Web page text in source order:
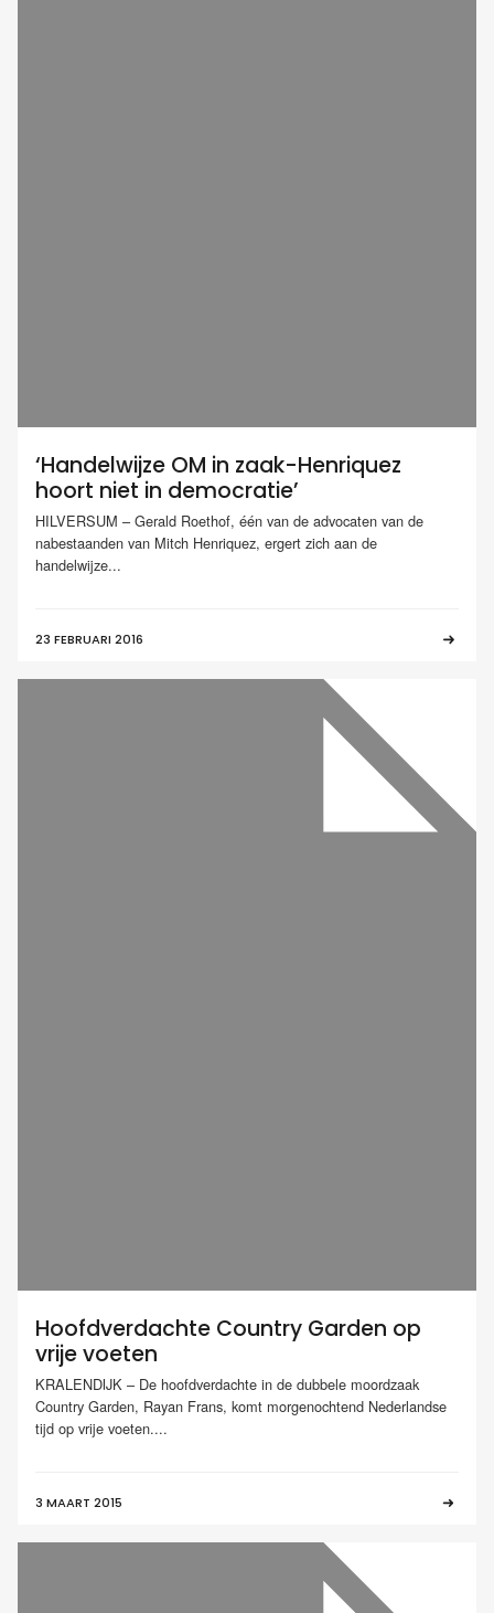
‘Handelwijze OM in zaak-Henriquez
hoort niet in democratie’
HILVERSUM – Gerald Roethof, één van de advocaten van de
nabestaanden van Mitch Henriquez, ergert zich aan de
handelwijze...
23 FEBRUARI 2016
Hoofdverdachte Country Garden op
vrije voeten
KRALENDIJK – De hoofdverdachte in de dubbele moordzaak
Country Garden, Rayan Frans, komt morgenochtend Nederlandse
tijd op vrije voeten....
3 MAART 2015